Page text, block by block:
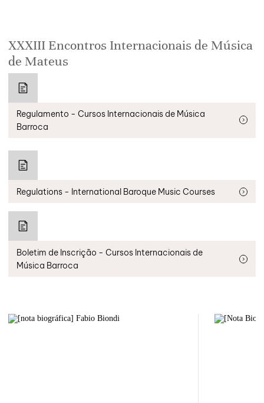
XXXIII Encontros Internacionais de Música
de Mateus
Regulamento - Cursos Internacionais de Música
Barroca
Regulations - International Baroque Music Courses
Boletim de Inscrição - Cursos Internacionais de
Música Barroca